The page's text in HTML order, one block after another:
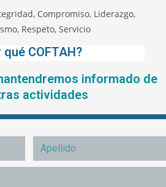
qué COFTAH?
informado de
actividades